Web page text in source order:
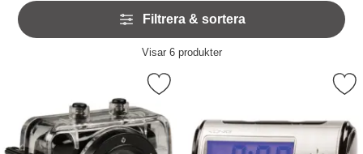
Hoppa
över
filtersektionen
Filtrera & sortera
Filtrera & sortera
Visar 6produkter
Markera actionkamera Denver 1301 720 p som favorit
Markera klocka König med